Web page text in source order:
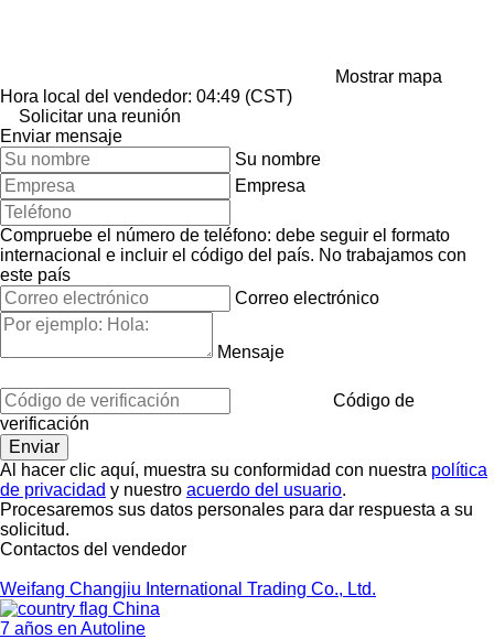
Mostrar mapa
Hora local del vendedor: 04:49 (CST)
Solicitar una reunión
Enviar mensaje
Su nombre
Empresa
Compruebe el número de teléfono: debe seguir el formato
internacional e incluir el código del país. No trabajamos con
este país
Correo electrónico
Mensaje
Código de
verificación
Al hacer clic aquí, muestra su conformidad con nuestra política
de privacidad y nuestro acuerdo del usuario.
Procesaremos sus datos personales para dar respuesta a su
solicitud.
Contactos del vendedor
Weifang Changjiu International Trading Co., Ltd.
China
7 años en Autoline